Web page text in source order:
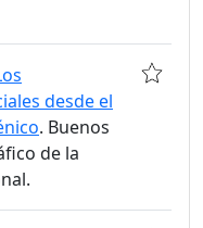
desde el
. Buenos
de la